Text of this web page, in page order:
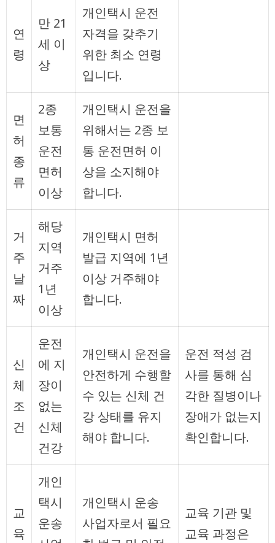
연
령
만 21
세 이
상
개인택시 운전
자격을 갖추기
위한 최소 연령
입니다.
면
허
종
류
2종
보통
운전
면허
이상
개인택시 운전을
위해서는 2종 보
통 운전면허 이
상을 소지해야
합니다.
거
주
날
짜
해당
지역
거주
1년
이상
개인택시 면허
발급 지역에 1년
이상 거주해야
합니다.
신
체
조
건
운전
에 지
장이
없는
신체
건강
개인택시 운전을
안전하게 수행할
수 있는 신체 건
강 상태를 유지
해야 합니다.
운전 적성 검
사를 통해 심
각한 질병이나
장애가 없는지
확인합니다.
교
육
개인
택시
운송
개인택시 운송
사업자로서 필요
교육 기관 및
교육 과정은